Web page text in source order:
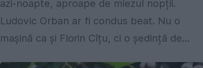
azi-noapte, aproape de miezul nopții.
Ludovic Orban ar fi condus beat. Nu o
mașină ca și Florin Cîțu, ci o ședință de...